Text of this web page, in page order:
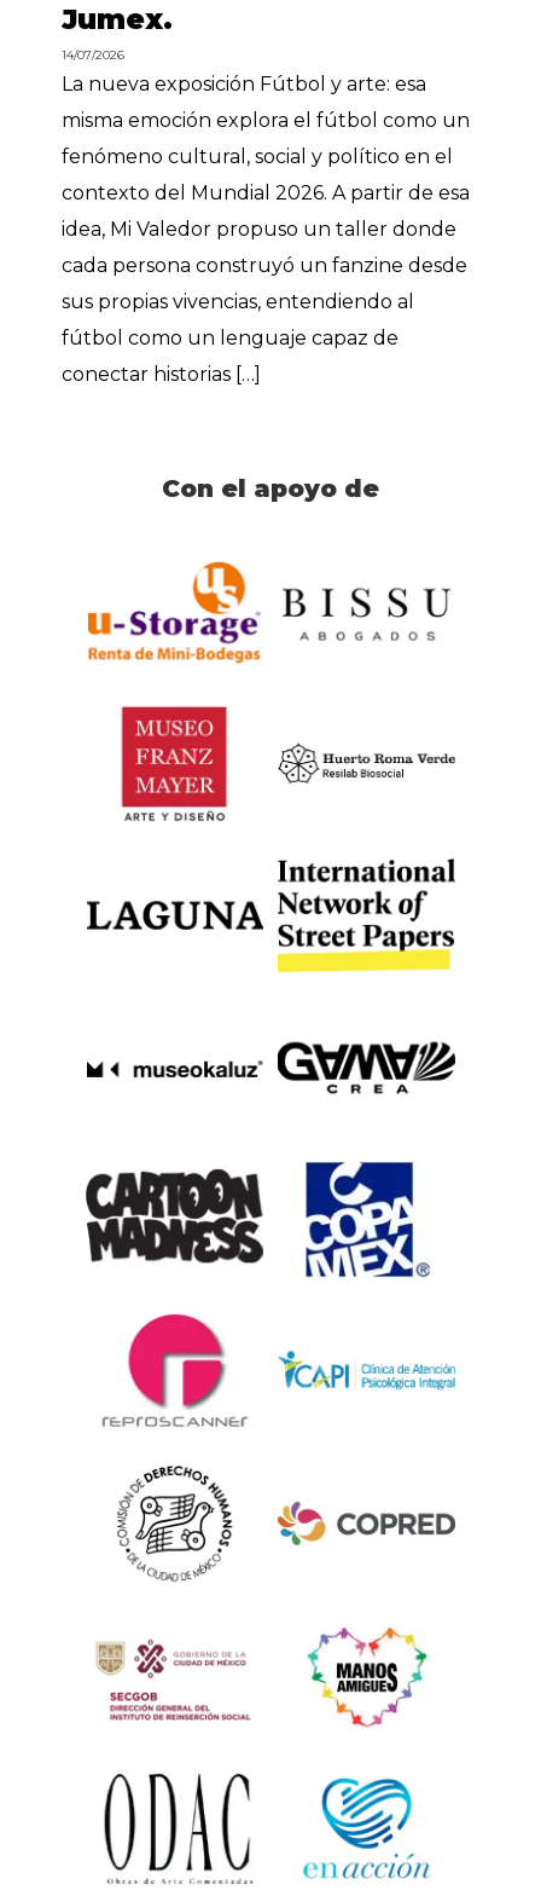
Jumex.
14/07/2026
La nueva exposición Fútbol y arte: esa
misma emoción explora el fútbol como un
fenómeno cultural, social y político en el
contexto del Mundial 2026. A partir de esa
idea, Mi Valedor propuso un taller donde
cada persona construyó un fanzine desde
sus propias vivencias, entendiendo al
fútbol como un lenguaje capaz de
conectar historias […]
Con el apoyo de